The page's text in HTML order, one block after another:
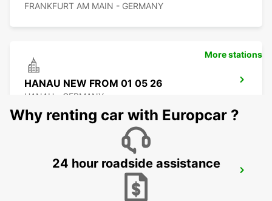
FRANKFURT AM MAIN - GERMANY
HANAU NEW FROM 01 05 26
HANAU - GERMANY
FRANKFURT AIRPORT TERMINAL 3
FRANKFURT AM MAIN - GERMANY
More stations
Why renting car with Europcar ?
24 hour roadside assistance